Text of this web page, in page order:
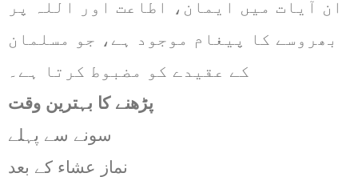
ان آیات میں ایمان، اطاعت اور اللہ پر
بھروسے کا پیغام موجود ہے، جو مسلمان
کے عقیدے کو مضبوط کرتا ہے۔
پڑھنے کا بہترین وقت
سونے سے پہلے
نمازِ عشاء کے بعد